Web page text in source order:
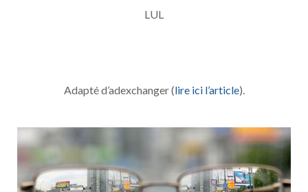
LUL
Adapté d’adexchanger (lire ici l’article).